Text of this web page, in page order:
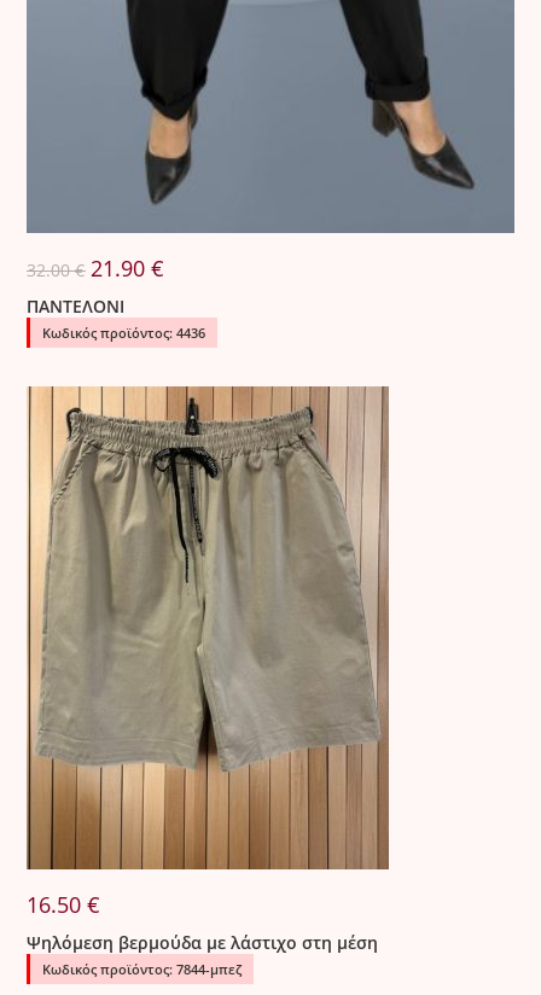
32.00€ Original
price
was:
32.00 €.
21.90€
είναι:
21.90 €.
ΠΑΝΤΕΛΟΝΙ
Κωδικός προϊόντος: 4436
16.50€
Ψηλόμεση βερμούδα με λάστιχο στη μέση
Κωδικός προϊόντος: 7844-μπεζ